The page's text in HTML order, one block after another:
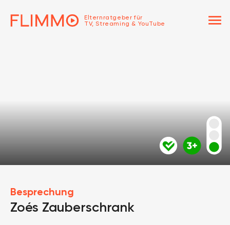
Elternratgeber für
TV, Streaming & YouTube
menu
Besprechung
Zoés Zauberschrank